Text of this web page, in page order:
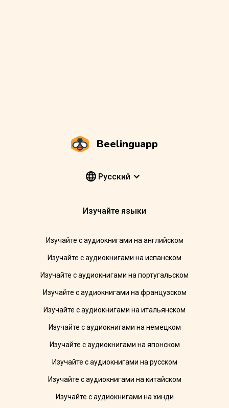
Beelinguapp
Pусский
Изучайте языки
Изучайте с аудиокнигами на английском
Изучайте с аудиокнигами на испанском
Изучайте с аудиокнигами на португальском
Изучайте с аудиокнигами на французском
Изучайте с аудиокнигами на итальянском
Изучайте с аудиокнигами на немецком
Изучайте с аудиокнигами на японском
Изучайте с аудиокнигами на русском
Изучайте с аудиокнигами на китайском
Изучайте с аудиокнигами на хинди